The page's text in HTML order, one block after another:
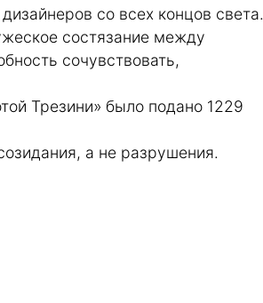
со всех концов света.
состязание между
сочувствовать,
Трезини» было подано 1229
а не разрушения.